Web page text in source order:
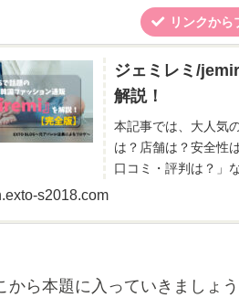
リンクから
ジェミレミ/
解説！
本記事では、大人気
は？店舗は？安全性
口コミ・評判は？」
s2018.com
から本題に入っていきましょう